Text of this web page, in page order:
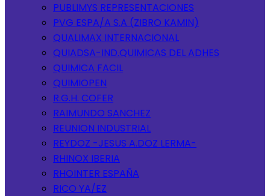
PUBLIMYS REPRESENTACIONES
PVG ESPA/A S.A (ZIBRO KAMIN)
QUALIMAX INTERNACIONAL
QUIADSA-IND.QUIMICAS DEL ADHES
QUIMICA FACIL
QUIMIOPEN
R.G.H. COFER
RAIMUNDO SANCHEZ
REUNION INDUSTRIAL
REYDOZ -JESUS A.DOZ LERMA-
RHINOX IBERIA
RHOINTER ESPAÑA
RICO YA/EZ